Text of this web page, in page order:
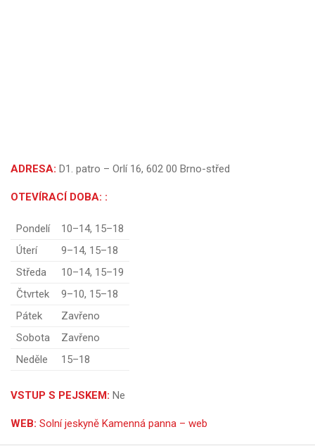
ADRESA: D1. patro – Orlí 16, 602 00 Brno-střed
OTEVÍRACÍ DOBA: :
Pondelí
10–14, 15–18
Úterí
9–14, 15–18
Středa
10–14, 15–19
Čtvrtek
9–10, 15–18
Pátek
Zavřeno
Sobota
Zavřeno
Neděle
15–18
VSTUP S PEJSKEM: Ne
WEB: Solní jeskyně Kamenná panna – web